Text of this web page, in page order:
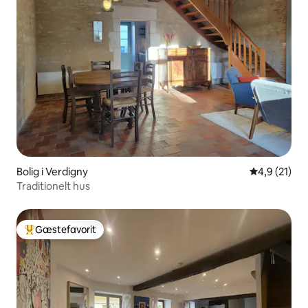
Bolig i Verdigny 4,9 ud af 5
4,9 (21)
Traditionelt hus
Bedste gæstefavorit
Gæstefavorit